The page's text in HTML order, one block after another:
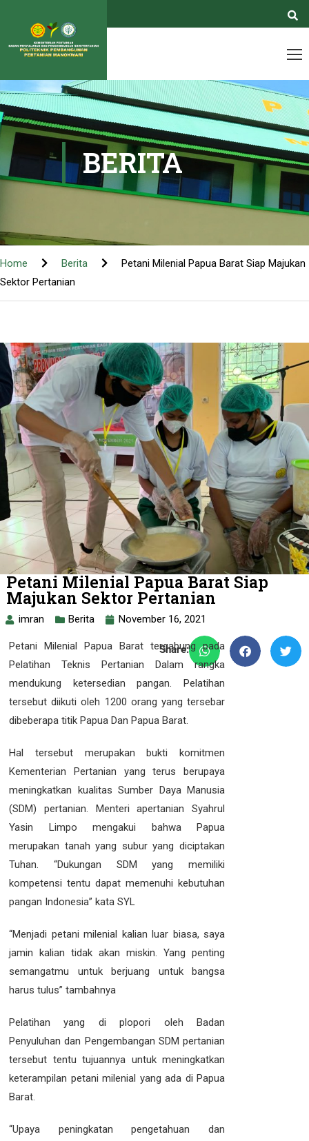
BERITA
Home Berita
Petani Milenial Papua Barat Siap Majukan
Sektor Pertanian
Petani Milenial Papua Barat Siap
Majukan Sektor Pertanian
imran Berita November 16, 2021
Share:
Petani Milenial Papua Barat tergabung pada
Pelatihan Teknis Pertanian Dalam rangka
mendukung ketersedian pangan. Pelatihan
tersebut diikuti oleh 1200 orang yang tersebar
dibeberapa titik Papua Dan Papua Barat.
Hal tersebut merupakan bukti komitmen
Kementerian Pertanian yang terus berupaya
meningkatkan kualitas Sumber Daya Manusia
(SDM) pertanian. Menteri apertanian Syahrul
Yasin Limpo mengakui bahwa Papua
merupakan tanah yang subur yang diciptakan
Tuhan. “Dukungan SDM yang memiliki
kompetensi tentu dapat memenuhi kebutuhan
pangan Indonesia” kata SYL
“Menjadi petani milenial kalian luar biasa, saya
jamin kalian tidak akan miskin. Yang penting
semangatmu untuk berjuang untuk bangsa
harus tulus” tambahnya
Pelatihan yang di plopori oleh Badan
Penyuluhan dan Pengembangan SDM pertanian
tersebut tentu tujuannya untuk meningkatkan
keterampilan petani milenial yang ada di Papua
Barat.
“Upaya peningkatan pengetahuan dan